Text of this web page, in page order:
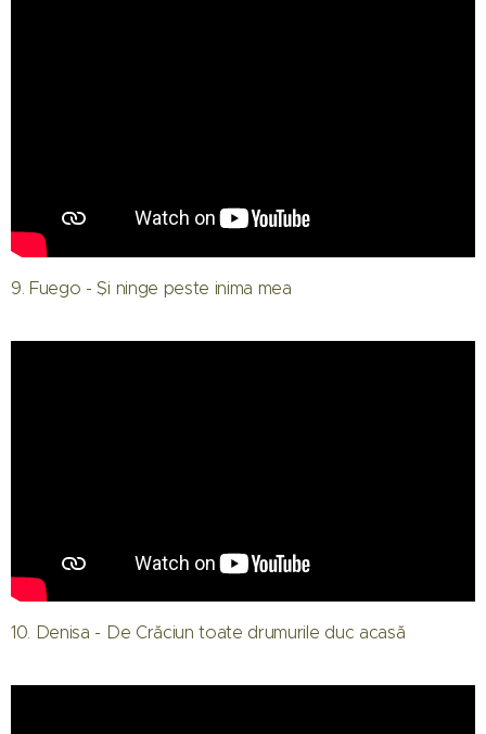
9. Fuego - Și ninge peste inima mea
10. Denisa - De Crăciun toate drumurile duc acasă